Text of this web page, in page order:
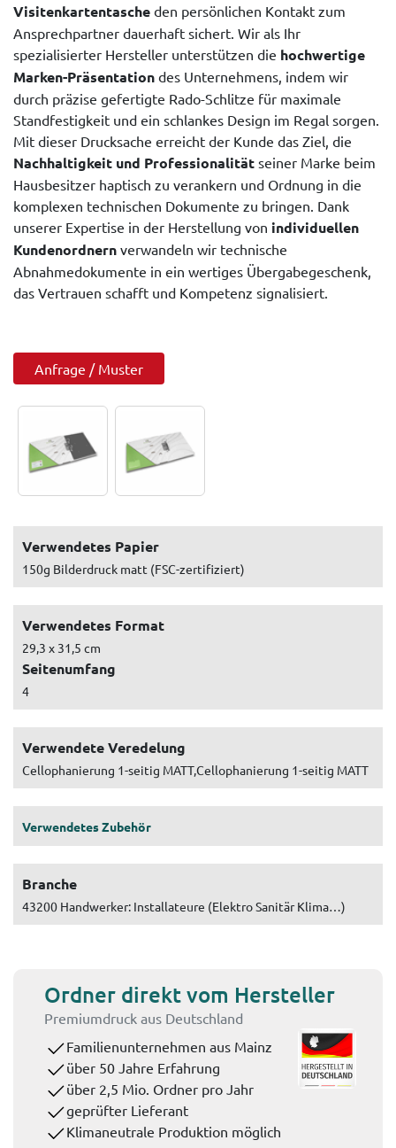
Visitenkartentasche den persönlichen Kontakt zum
Ansprechpartner dauerhaft sichert. Wir als Ihr
spezialisierter Hersteller unterstützen die hochwertige
Marken-Präsentation des Unternehmens, indem wir
durch präzise gefertigte Rado-Schlitze für maximale
Standfestigkeit und ein schlankes Design im Regal sorgen.
Mit dieser Drucksache erreicht der Kunde das Ziel, die
Nachhaltigkeit und Professionalität seiner Marke beim
Hausbesitzer haptisch zu verankern und Ordnung in die
komplexen technischen Dokumente zu bringen. Dank
unserer Expertise in der Herstellung von individuellen
Kundenordnern verwandeln wir technische
Abnahmedokumente in ein wertiges Übergabegeschenk,
das Vertrauen schafft und Kompetenz signalisiert.
Anfrage / Muster
Verwendetes Papier
150g Bilderdruck matt (FSC-zertifiziert)
Verwendetes Format
29,3 x 31,5 cm
Seitenumfang
4
Verwendete Veredelung
Cellophanierung 1-seitig MATT,Cellophanierung 1-seitig MATT
Verwendetes Zubehör
Branche
43200 Handwerker: Installateure (Elektro Sanitär Klima…)
Ordner direkt vom Hersteller
Premiumdruck aus Deutschland
Familienunternehmen aus Mainz
über 50 Jahre Erfahrung
über 2,5 Mio. Ordner pro Jahr
geprüfter Lieferant
Klimaneutrale Produktion möglich